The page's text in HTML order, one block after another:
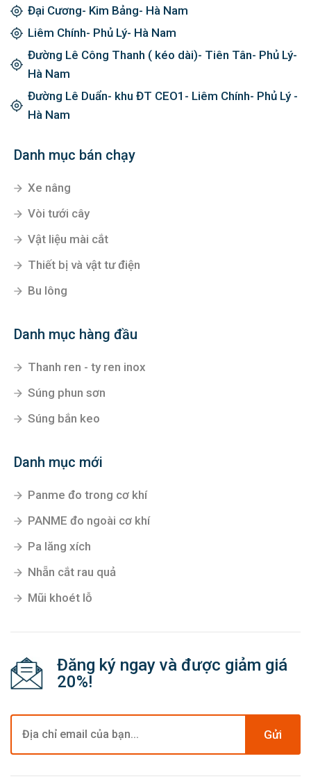
Đại Cương- Kim Bảng- Hà Nam
Liêm Chính- Phủ Lý- Hà Nam
Đường Lê Công Thanh ( kéo dài)- Tiên Tân- Phủ Lý-
Hà Nam
Đường Lê Duẩn- khu ĐT CEO1- Liêm Chính- Phủ Lý -
Hà Nam
Danh mục bán chạy
Xe nâng
Vòi tưới cây
Vật liệu mài cắt
Thiết bị và vật tư điện
Bu lông
Danh mục hàng đầu
Thanh ren - ty ren inox
Súng phun sơn
Súng bắn keo
Danh mục mới
Panme đo trong cơ khí
PANME đo ngoài cơ khí
Pa lăng xích
Nhẵn cắt rau quả
Mũi khoét lỗ
Đăng ký ngay và được giảm giá
20%!
Gửi